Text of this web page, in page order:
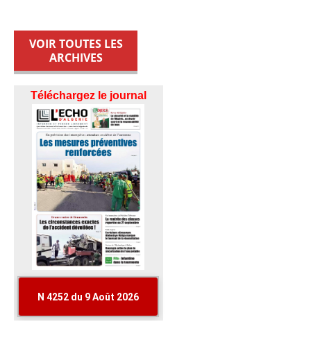
VOIR TOUTES LES
ARCHIVES